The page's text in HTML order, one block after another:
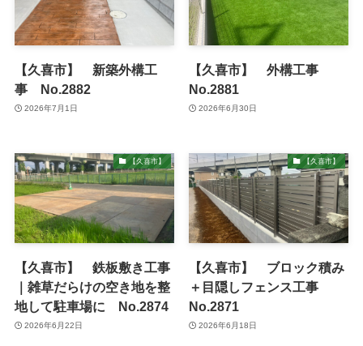
【久喜市】 新築外構工
事 No.2882
2026年7月1日
【久喜市】 外構工事
No.2881
2026年6月30日
【久喜市】
【久喜市】 鉄板敷き工事
｜雑草だらけの空き地を整
地して駐車場に No.2874
2026年6月22日
【久喜市】
【久喜市】 ブロック積み
＋目隠しフェンス工事
No.2871
2026年6月18日